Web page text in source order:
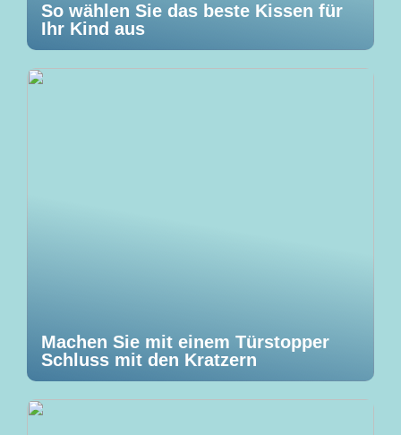
So wählen Sie das beste Kissen für
Ihr Kind aus
Machen Sie mit einem Türstopper
Schluss mit den Kratzern